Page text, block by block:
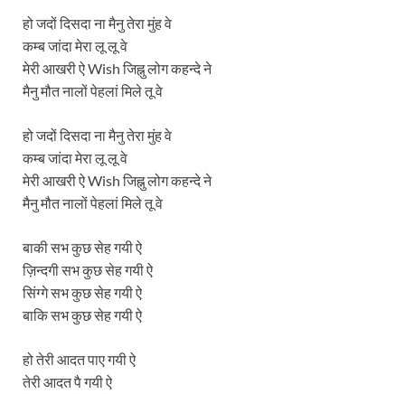
हो जदों दिसदा ना मैनु तेरा मुंह वे
कम्ब जांदा मेरा लू लू वे
मेरी आखरी ऐ Wish जिह्नु लोग कहन्दे ने
मैनु मौत नालों पेहलां मिले तू वे
हो जदों दिसदा ना मैनु तेरा मुंह वे
कम्ब जांदा मेरा लू लू वे
मेरी आखरी ऐ Wish जिह्नु लोग कहन्दे ने
मैनु मौत नालों पेहलां मिले तू वे
बाकी सभ कुछ सेह गयी ऐ
ज़िन्दगी सभ कुछ सेह गयी ऐ
सिंग्गे सभ कुछ सेह गयी ऐ
बाकि सभ कुछ सेह गयी ऐ
हो तेरी आदत पाए गयी ऐ
तेरी आदत पै गयी ऐ